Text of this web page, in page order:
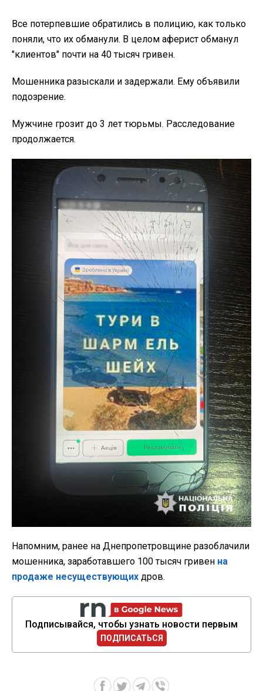
Все потерпевшие обратились в полицию, как только
поняли, что их обманули. В целом аферист обманул
"клиентов" почти на 40 тысяч гривен.
Мошенника разыскали и задержали. Ему объявили
подозрение.
Мужчине грозит до 3 лет тюрьмы. Расследование
продолжается.
Напомним, ранее на Днепропетровщине разоблачили
мошенника, заработавшего 100 тысяч гривен на
продаже несуществующих дров.
Подписывайся, чтобы узнать новости первым
ПОДПИСАТЬСЯ